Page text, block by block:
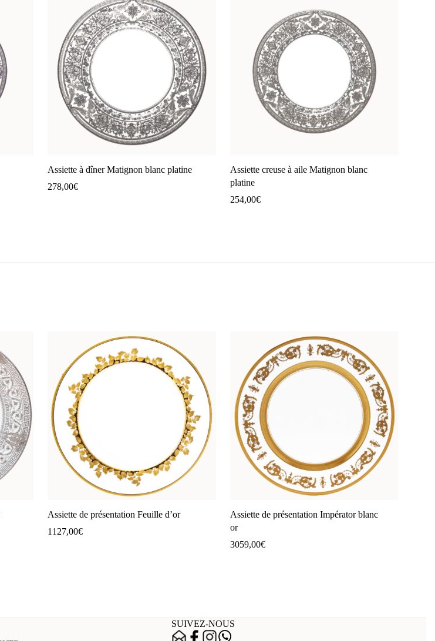
Assiette à dîner Matignon blanc platine
278,00€
Assiette creuse à aile Matignon blanc
platine
254,00€
Assiette de présentation Feuille d’or
1127,00€
Assiette de présentation Impérator blanc
or
3059,00€
SUIVEZ-NOUS